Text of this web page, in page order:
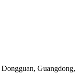
Guangdong,